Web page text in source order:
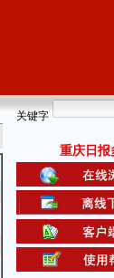
关键字
重庆日报